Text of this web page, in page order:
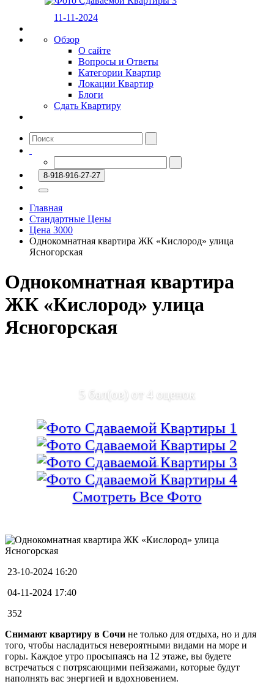
11-11-2024
Обзор
О сайте
Вопросы и Ответы
Категории Квартир
Локации Квартир
Блоги
Сдать Квартиру
8-918-916-27-27
Главная
Стандартные Цены
Цена 3000
Однокомнатная квартира ЖК «Кислород» улица
Ясногорская
Однокомнатная квартира
ЖК «Кислород» улица
Ясногорская
5 бал(ов) от 4 оценок
Смотреть Все Фото
23-10-2024 16:20
04-11-2024 17:40
352
Снимают квартиру в Сочи не только для отдыха, но и для
того, чтобы насладиться невероятными видами на море и
горы. Каждое утро просыпаясь на 12 этаже, вы будете
встречаться с потрясающими пейзажами, которые будут
наполнять вас энергией и вдохновением.